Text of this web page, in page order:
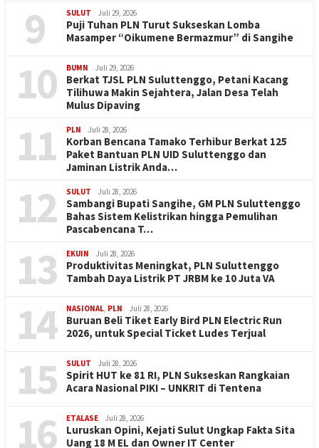
9 SULUT Juli 29, 2026
Puji Tuhan PLN Turut Sukseskan Lomba
Masamper “Oikumene Bermazmur” di Sangihe
10 BUMN Juli 29, 2026
Berkat TJSL PLN Suluttenggo, Petani Kacang
Tilihuwa Makin Sejahtera, Jalan Desa Telah
Mulus Dipaving
11 PLN Juli 28, 2026
Korban Bencana Tamako Terhibur Berkat 125
Paket Bantuan PLN UID Suluttenggo dan
Jaminan Listrik Anda…
12 SULUT Juli 28, 2026
Sambangi Bupati Sangihe, GM PLN Suluttenggo
Bahas Sistem Kelistrikan hingga Pemulihan
Pascabencana T…
13 EKUIN Juli 28, 2026
Produktivitas Meningkat, PLN Suluttenggo
Tambah Daya Listrik PT JRBM ke 10 Juta VA
14 NASIONAL PLN Juli 28, 2026
Buruan Beli Tiket Early Bird PLN Electric Run
2026, untuk Special Ticket Ludes Terjual
15 SULUT Juli 28, 2026
Spirit HUT ke 81 RI, PLN Sukseskan Rangkaian
Acara Nasional PIKI – UNKRIT di Tentena
16 ETALASE Juli 28, 2026
Luruskan Opini, Kejati Sulut Ungkap Fakta Sita
Uang 18 M EL dan Owner IT Center